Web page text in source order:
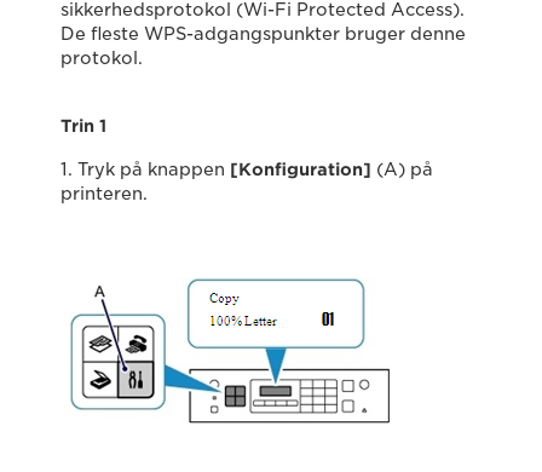
sikkerhedsprotokol (Wi-Fi Protected Access).
De fleste WPS-adgangspunkter bruger denne
protokol.
Trin 1
1. Tryk på knappen [Konfiguration] (A) på
printeren.